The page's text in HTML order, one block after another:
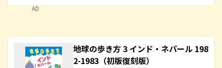
AD
地球の歩き方 3 インド・ネパール 198
2-1983（初版復刻版）